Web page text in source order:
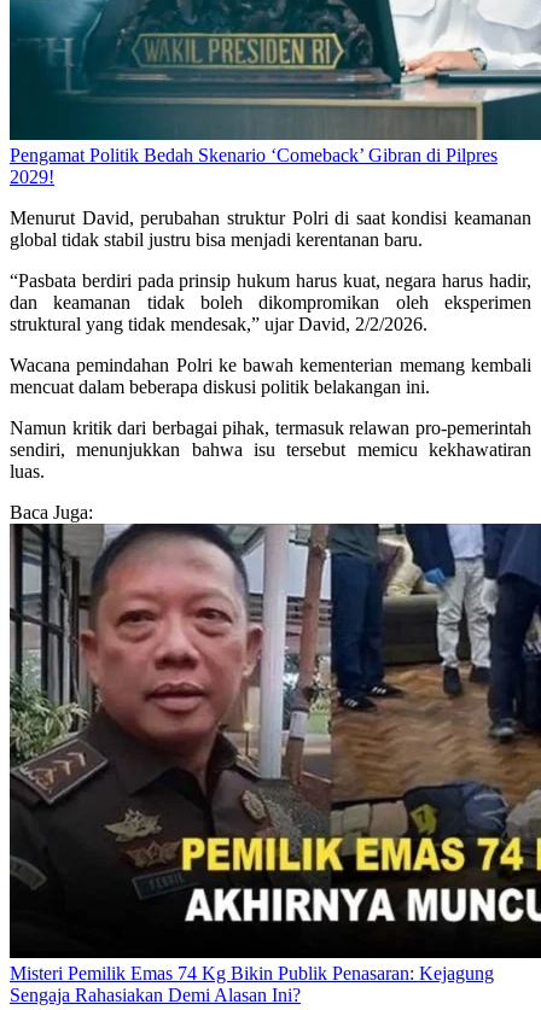
Pengamat Politik Bedah Skenario ‘Comeback’ Gibran di Pilpres
2029!
Menurut David, perubahan struktur Polri di saat kondisi keamanan
global tidak stabil justru bisa menjadi kerentanan baru.
“Pasbata berdiri pada prinsip hukum harus kuat, negara harus hadir,
dan keamanan tidak boleh dikompromikan oleh eksperimen
struktural yang tidak mendesak,” ujar David, 2/2/2026.
Wacana pemindahan Polri ke bawah kementerian memang kembali
mencuat dalam beberapa diskusi politik belakangan ini.
Namun kritik dari berbagai pihak, termasuk relawan pro-pemerintah
sendiri, menunjukkan bahwa isu tersebut memicu kekhawatiran
luas.
Baca Juga:
Misteri Pemilik Emas 74 Kg Bikin Publik Penasaran: Kejagung
Sengaja Rahasiakan Demi Alasan Ini?